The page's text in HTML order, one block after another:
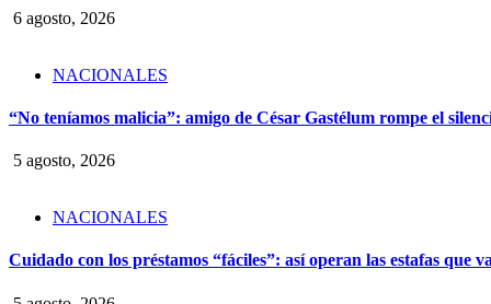
6 agosto, 2026
NACIONALES
“No teníamos malicia”: amigo de César Gastélum rompe el
5 agosto, 2026
NACIONALES
Cuidado con los préstamos “fáciles”: así operan las estafas que